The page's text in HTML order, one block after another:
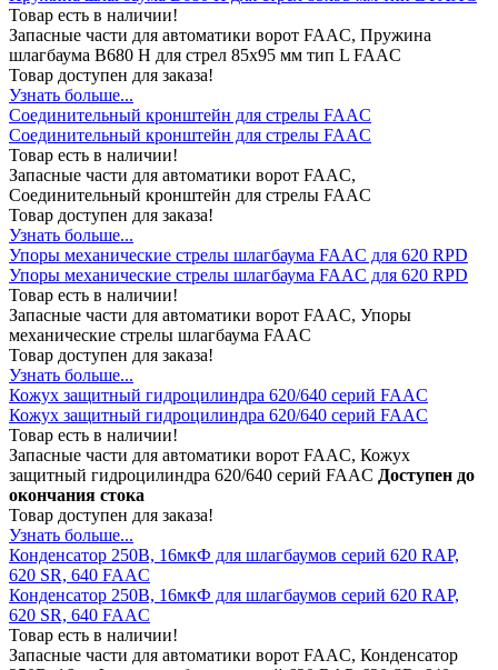
Товар есть в наличии!
Запасные части для автоматики ворот FAAC, Пружина
шлагбаума В680 H для стрел 85х95 мм тип L FAAC
Товар доступен для заказа!
Узнать больше...
Соединительный кронштейн для стрелы FAAC
Соединительный кронштейн для стрелы FAAC
Товар есть в наличии!
Запасные части для автоматики ворот FAAC,
Соединительный кронштейн для стрелы FAAC
Товар доступен для заказа!
Узнать больше...
Упоры механические стрелы шлагбаума FAAC для 620 RPD
Упоры механические стрелы шлагбаума FAAC для 620 RPD
Товар есть в наличии!
Запасные части для автоматики ворот FAAC, Упоры
механические стрелы шлагбаума FAAC
Товар доступен для заказа!
Узнать больше...
Кожух защитный гидроцилиндра 620/640 серий FAAC
Кожух защитный гидроцилиндра 620/640 серий FAAC
Товар есть в наличии!
Запасные части для автоматики ворот FAAC, Кожух
защитный гидроцилиндра 620/640 серий FAAC Доступен до
окончания стока
Товар доступен для заказа!
Узнать больше...
Конденсатор 250В, 16мкФ для шлагбаумов серий 620 RAP,
620 SR, 640 FAAC
Конденсатор 250В, 16мкФ для шлагбаумов серий 620 RAP,
620 SR, 640 FAAC
Товар есть в наличии!
Запасные части для автоматики ворот FAAC, Конденсатор